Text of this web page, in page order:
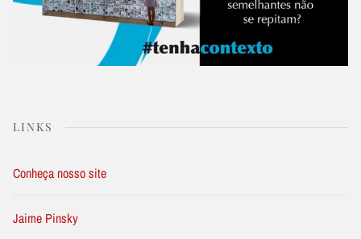
LINKS
Conheça nosso site
Jaime Pinsky